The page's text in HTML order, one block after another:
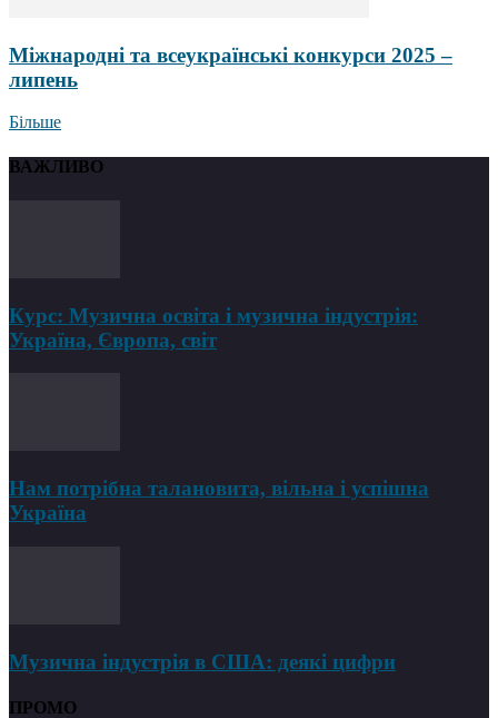
Міжнародні та всеукраїнські конкурси 2025 –
липень
Більше
ВАЖЛИВО
Курс: Музична освіта і музична індустрія:
Україна, Європа, світ
Нам потрібна талановита, вільна і успішна
Україна
Музична індустрія в США: деякі цифри
ПРОМО